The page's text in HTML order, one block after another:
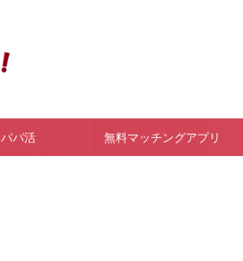
パパ活 無料マッチングアプリ